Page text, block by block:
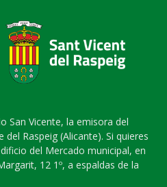
San Vicente, la emisora del
Raspeig (Alicante). Si quieres
del Mercado municipal, en
12 1º, a espaldas de la